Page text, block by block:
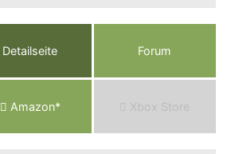
Detailseite Forum
Amazon* Xbox Store